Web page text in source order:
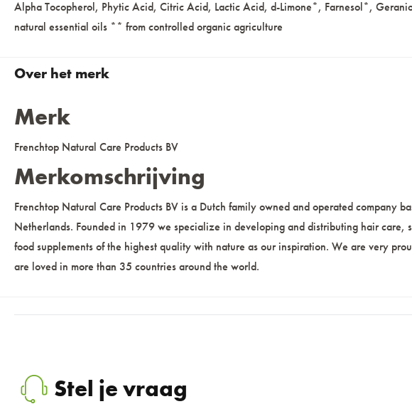
Alpha Tocopherol, Phytic Acid, Citric Acid, Lactic Acid, d-Limone*, Farnesol*,
natural essential oils ** from controlled organic agriculture
Over het merk
Merk
Frenchtop Natural Care Products BV
Merkomschrijving
Frenchtop Natural Care Products BV is a Dutch family owned and operated company
Netherlands. Founded in 1979 we specialize in developing and distributing hair care,
food supplements of the highest quality with nature as our inspiration. We are very
are loved in more than 35 countries around the world.
Stel je vraag